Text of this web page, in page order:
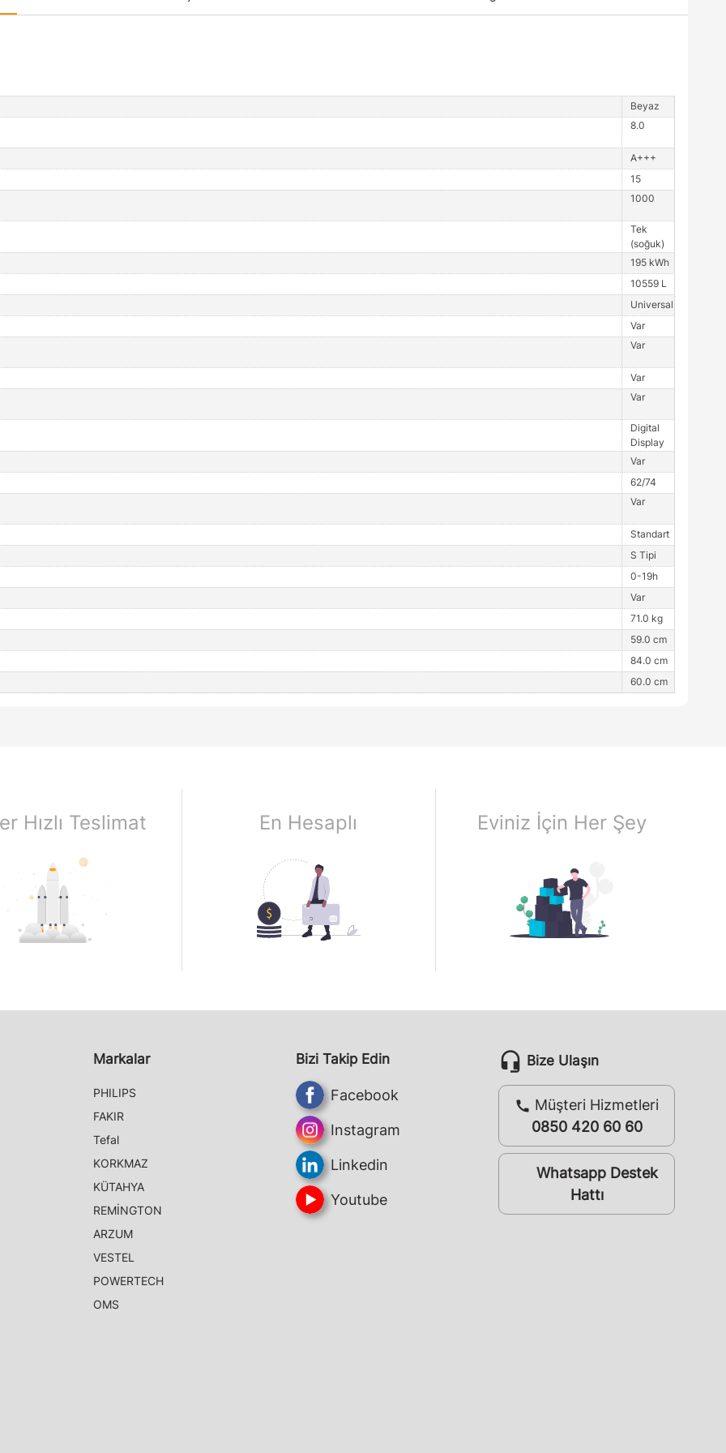
Beyaz
8.0
A+++
15
1000
Tek
(soğuk)
195 kWh
10559 L
Universal
Var
Var
Var
Var
Digital
Display
Var
62/74
Var
Standart
S Tipi
0-19h
Var
71.0 kg
59.0 cm
84.0 cm
60.0 cm
Hızlı Teslimat En Hesaplı Eviniz İçin Her Şey
Markalar
PHILIPS
FAKIR
Tefal
KORKMAZ
KÜTAHYA
REMİNGTON
ARZUM
VESTEL
POWERTECH
OMS
Bizi Takip Edin
Facebook
Instagram
Linkedin
Youtube
headset_mic Bize Ulaşın
call Müşteri Hizmetleri
0850 420 60 60
whatsappWhatsapp Destek
Hattı